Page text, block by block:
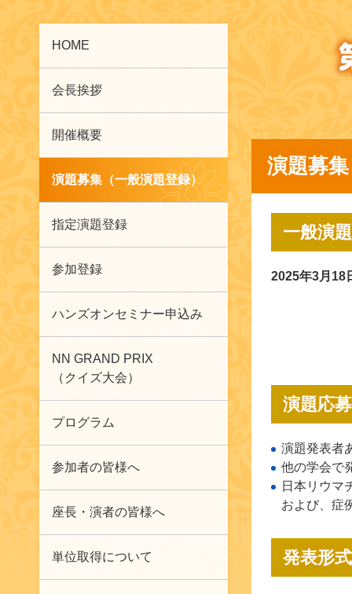
HOME
会長挨拶
開催概要
演題募集（一般演題登録）
指定演題登録
参加登録
ハンズオンセミナー申込み
NN GRAND PRIX
（クイズ大会）
プログラム
参加者の皆様へ
座長・演者の皆様へ
単位取得について
演題募
一般演
2025年3月18
演題応
演題発表者
他の学会で
日本リウマ
および、症
発表形